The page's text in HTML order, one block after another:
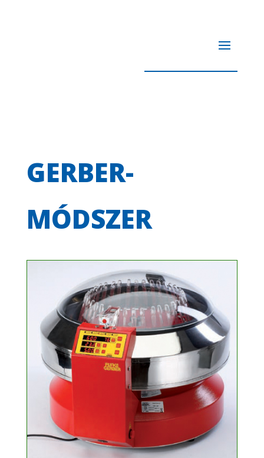
GERBER-
MÓDSZER